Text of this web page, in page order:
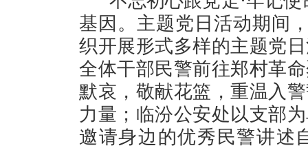
基因。主题党日活动期间
织开展形式多样的主题党
全体干部民警前往郑村革
默哀，敬献花篮，重温入
力量；临汾公安处以支部
邀请身边的优秀民警讲述